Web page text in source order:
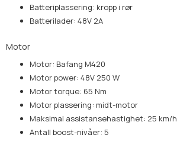
Batteriplassering: kropp i rør
Batterilader: 48V 2A
Motor
Motor: Bafang M420
Motor power: 48V 250 W
Motor torque: 65 Nm
Motor plassering: midt-motor
Maksimal assistansehastighet: 25 km/h
Antall boost-nivåer: 5